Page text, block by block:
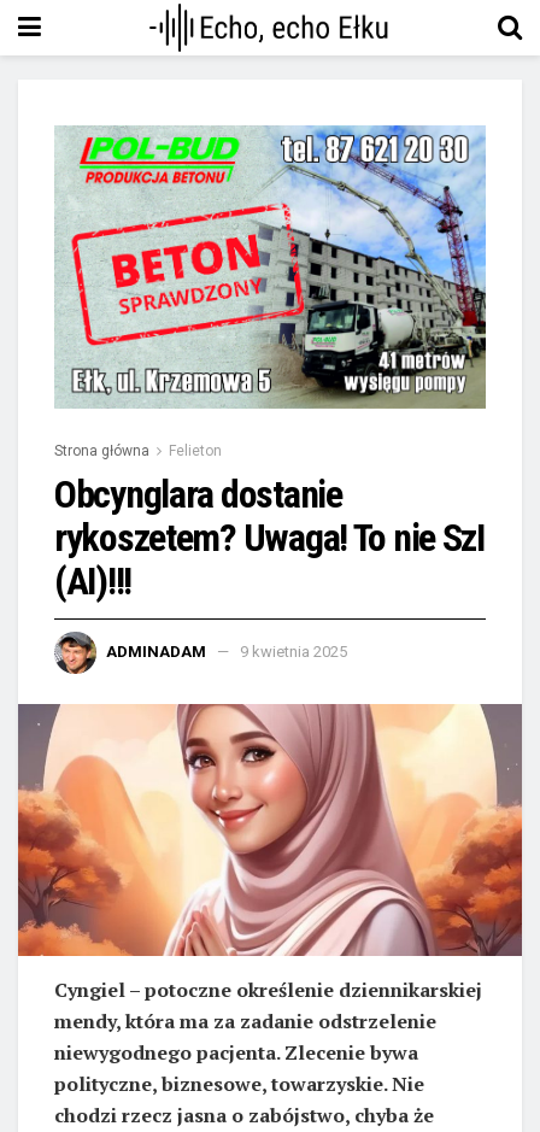
Strona główna Felieton
Obcynglara dostanie
rykoszetem? Uwaga! To nie SzI
(AI)!!!
ADMINADAM 9 kwietnia 2025
Cyngiel – potoczne określenie dziennikarskiej
mendy, która ma za zadanie odstrzelenie
niewygodnego pacjenta. Zlecenie bywa
polityczne, biznesowe, towarzyskie. Nie
chodzi rzecz jasna o zabójstwo, chyba że